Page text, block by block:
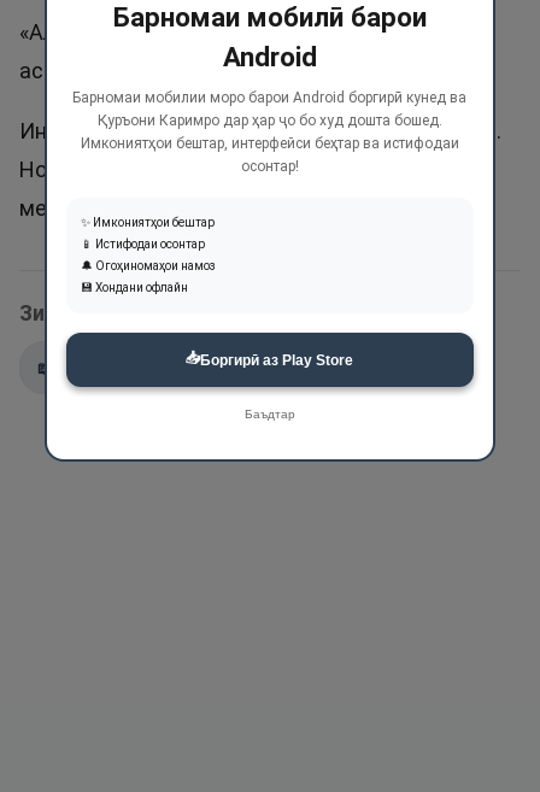
«Албатта Парвардигорам меҳрубону дӯстдор
аст». Сураи Ҳуд, ояти 90.
Ин ном ду маротиба дар Қуръон зикр шудааст.
Номҳои Абдулвадуд ва Вадуд номҳои нек
мебошанд.
Зикри ин ном дар оятҳои Қуръон:
📖 85:14
Барномаи мобилӣ барои
Android
Барномаи мобилии моро барои Android боргирӣ кунед ва
Қуръони Каримро дар ҳар ҷо бо худ дошта бошед.
Имкониятҳои бештар, интерфейси беҳтар ва истифодаи
осонтар!
✨ Имкониятҳои бештар
📱 Истифодаи осонтар
🔔 Огоҳиномаҳои намоз
💾 Хондани офлайн
📥Боргирӣ аз Play Store
Баъдтар